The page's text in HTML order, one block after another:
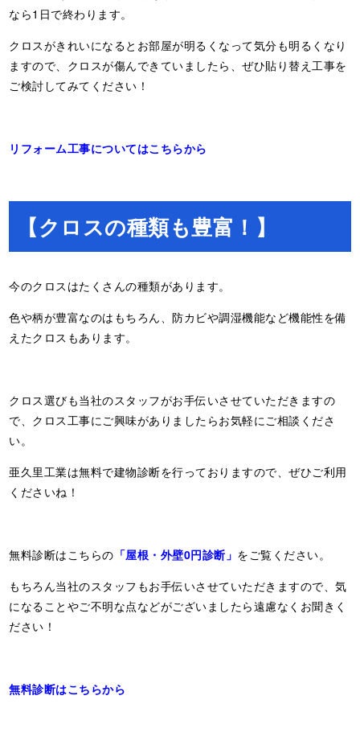
なら1日で終わります。
クロスがきれいになるとお部屋が明るくなって気分も明るくなり
ますので、クロスが傷んできていましたら、ぜひ貼り替え工事を
ご検討してみてください！
リフォーム工事についてはこちらから
【クロスの種類も豊富！】
今のクロスはたくさんの種類があります。
色や柄が豊富なのはもちろん、防カビや調湿機能など機能性を備
えたクロスもあります。
クロス選びも当社のスタッフがお手伝いさせていただきますの
で、クロス工事にご興味がありましたらお気軽にご相談くださ
い。
亜久里工業は無料で建物診断を行っておりますので、ぜひご利用
くださいね！
無料診断はこちらの 「屋根・外壁0円診断」 をご覧ください。
もちろん当社のスタッフもお手伝いさせていただきますので、気
になることやご不明な点などがございましたら遠慮なくお聞きく
ださい！
無料診断はこちらから